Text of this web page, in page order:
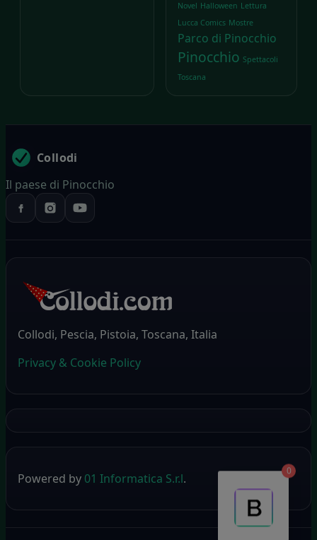
Novel Halloween Lettura
Lucca Comics Mostre
Parco di Pinocchio
Pinocchio Spettacoli
Toscana
Collodi
Il paese di Pinocchio
Collodi, Pescia, Pistoia, Toscana, Italia
Privacy & Cookie Policy
Powered by 01 Informatica S.r.l. 0